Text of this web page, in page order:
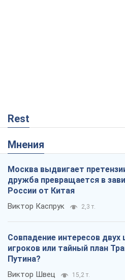
Rest
Мнения
Москва выдвигает
дружба превращается в
России от Китая
Виктор Каспрук 2,3 т.
Совпадение интересов двух
игроков или тайный план
Путина?
Виктор Швец 15,2 т.